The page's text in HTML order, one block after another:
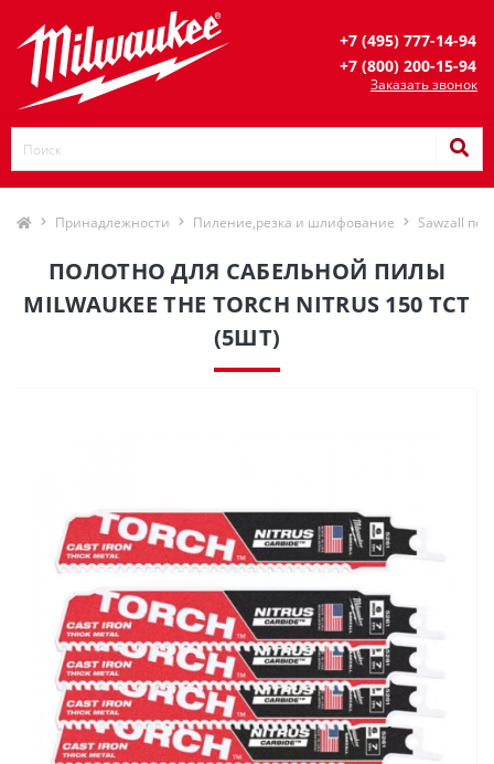
+7 (495) 777-14-94
+7 (800) 200-15-94
Заказать звонок
Принадлежности Пиление,резка и шлифование Sawzall
ПОЛОТНО ДЛЯ САБЕЛЬНОЙ ПИЛЫ
MILWAUKEE THE TORCH NITRUS 150 TCT
(5ШТ)